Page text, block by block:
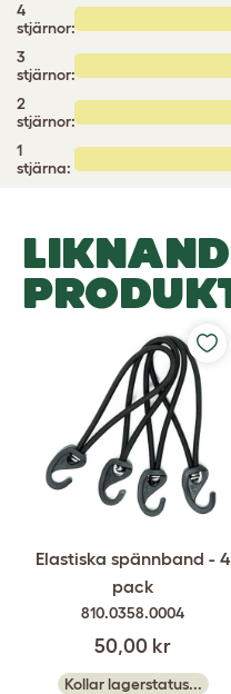
4
stjärnor:
3
stjärnor:
2
stjärnor:
1
stjärna:
Elastiska spännband - 4
pack
810.0358.0004
50,00 kr
Kollar lagerstatus...